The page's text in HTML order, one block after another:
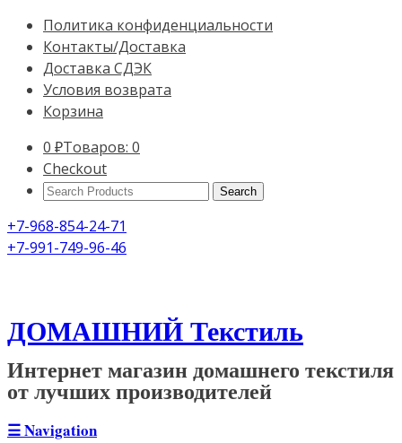
Политика конфиденциальности
Контакты/Доставка
Доставка СДЭК
Условия возврата
Корзина
0 ₽Товаров: 0
Checkout
Search
+7-968-854-24-71
+7-991-749-96-46
ДОМАШНИЙ Текстиль
Интернет магазин домашнего текстиля
от лучших производителей
☰Navigation